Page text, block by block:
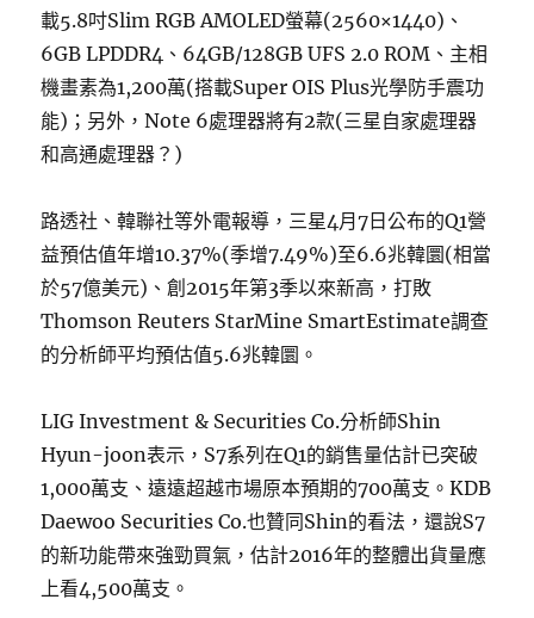
載5.8吋Slim RGB AMOLED螢幕(2560×1440)、
6GB LPDDR4、64GB/128GB UFS 2.0 ROM、主相
機畫素為1,200萬(搭載Super OIS Plus光學防手震功
能)；另外，Note 6處理器將有2款(三星自家處理器
和高通處理器？)
路透社、韓聯社等外電報導，三星4月7日公布的Q1營
益預估值年增10.37%(季增7.49%)至6.6兆韓圜(相當
於57億美元)、創2015年第3季以來新高，打敗
Thomson Reuters StarMine SmartEstimate調查
的分析師平均預估值5.6兆韓圜。
LIG Investment & Securities Co.分析師Shin
Hyun-joon表示，S7系列在Q1的銷售量估計已突破
1,000萬支、遠遠超越市場原本預期的700萬支。KDB
Daewoo Securities Co.也贊同Shin的看法，還說S7
的新功能帶來強勁買氣，估計2016年的整體出貨量應
上看4,500萬支。